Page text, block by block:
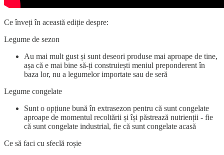
Ce înveți în această ediție despre:
Legume de sezon
Au mai mult gust și sunt deseori produse mai aproape de tine,
așa că e mai bine să-ți construiești meniul preponderent în
baza lor, nu a legumelor importate sau de seră
Legume congelate
Sunt o opțiune bună în extrasezon pentru că sunt congelate
aproape de momentul recoltării și își păstrează nutrienții - fie
că sunt congelate industrial, fie că sunt congelate acasă
Ce să faci cu sfeclă roșie